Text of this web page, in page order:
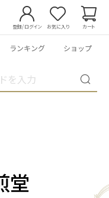
登録/ログイン お気に入り カート
ランキング ショップ
堂